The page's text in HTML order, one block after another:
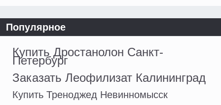
Популярное
Купить Дростанолон Санкт-
Петербург
Заказать Леофилизат Калининград
Купить Треноджед Невинномысск